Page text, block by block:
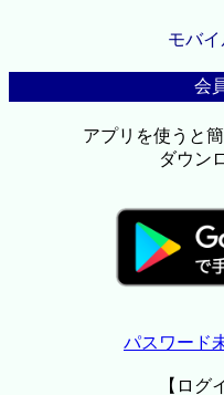
モバイ
会
アプリを使うと
ダウン
パスワード
【ログ